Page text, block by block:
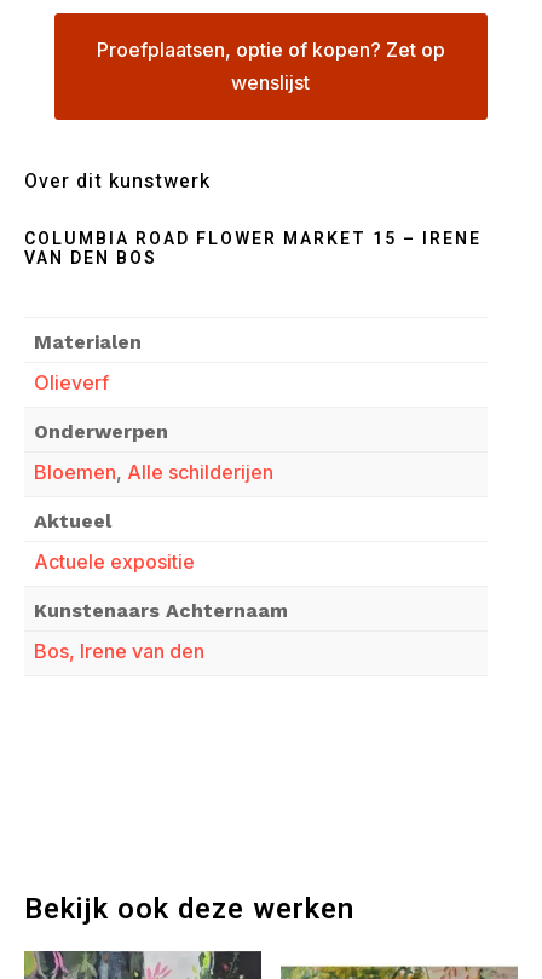
Proefplaatsen, optie of kopen? Zet op
wenslijst
Over dit kunstwerk
COLUMBIA ROAD FLOWER MARKET 15 – IRENE
VAN DEN BOS
Materialen
Olieverf
Onderwerpen
Bloemen, Alle schilderijen
Aktueel
Actuele expositie
Kunstenaars Achternaam
Bos, Irene van den
Bekijk ook deze werken